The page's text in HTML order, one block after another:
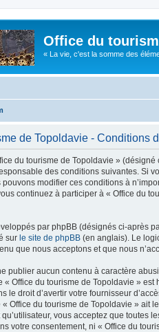
Office du
« La vie, c'est la somme des
de Topoldavie - Conditions
du tourisme de Topoldavie »
des conditions suivantes. Si
modifier ces conditions à
continuez à participer à « Office du
par phpBB (désignés ci-après
sur le site de phpBB (en anglais). Le
que nous acceptons et que nous
publier aucun contenu à caractère
« Office du tourisme de Topoldavie »
le droit d’avertir votre fournisseur
Office du tourisme de Topoldavie » ait
vous acceptez que toutes
votre consentement, ni « Office du